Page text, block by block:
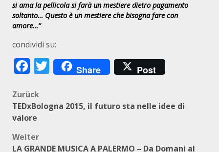
si ama la pellicola si farà un mestiere dietro pagamento
soltanto… Questo è un mestiere che bisogna fare con
amore…”
condividi su:
Facebook
Twitter
Share Post
Beitragsnavigation
Zurück
TEDxBologna 2015, il futuro sta nelle idee di
valore
Weiter
LA GRANDE MUSICA A PALERMO – Da Domani al